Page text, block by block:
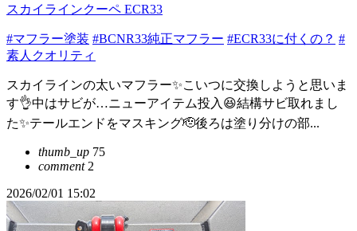
スカイラインクーペ ECR33
#マフラー塗装 #BCNR33純正マフラー #ECR33に付くの？ #
素人クオリティ
スカイラインの太いマフラー✨こいつに交換しようと思いま
す👌中はサビが…ニューアイテム投入😆結構サビ取れまし
た✨テールエンドをマスキング🫡後ろは塗り分けの部...
thumb_up 75
comment2
2026/02/01 15:02